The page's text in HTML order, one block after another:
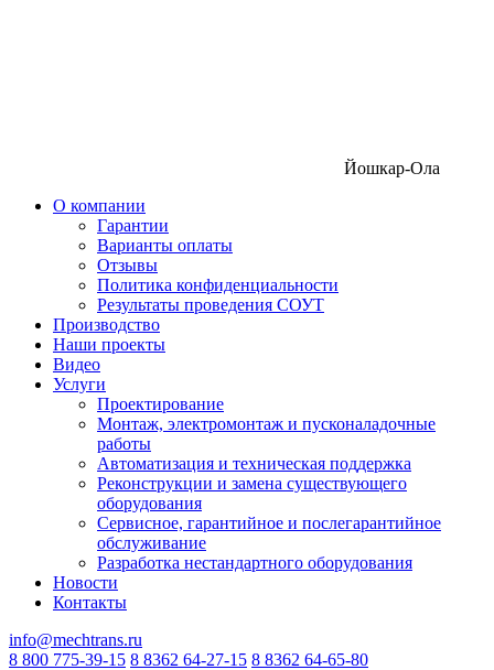
Йошкар-Ола
О компании
Гарантии
Варианты оплаты
Отзывы
Политика конфиденциальности
Результаты проведения СОУТ
Производство
Наши проекты
Видео
Услуги
Проектирование
Монтаж, электромонтаж и пусконаладочные
работы
Автоматизация и техническая поддержка
Реконструкции и замена существующего
оборудования
Сервисное, гарантийное и послегарантийное
обслуживание
Разработка нестандартного оборудования
Новости
Контакты
info@mechtrans.ru
8 800 775-39-15 8 8362 64-27-15 8 8362 64-65-80